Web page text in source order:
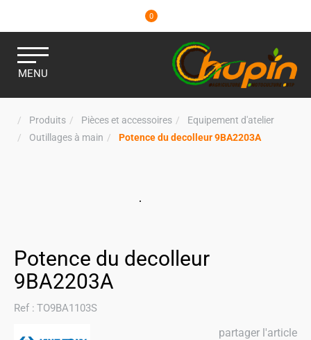
0
MENU
Produits Pièces et accessoires
Equipement d'atelier
Outillages à main
Potence du decolleur 9BA2203A
Potence du decolleur
9BA2203A
Ref : TO9BA1103S
partager l'article